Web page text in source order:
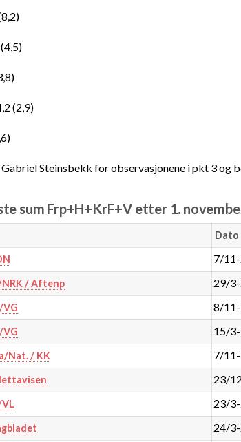
(2,9)
Steinsbekk for observasjonene i pkt 3 og
sum Frp+H+KrF+V etter 1.
Dato
7/
/ Aftenp 29/
VG 8/
VG 15/
Nat. / KK 7/
23/
23/
24/